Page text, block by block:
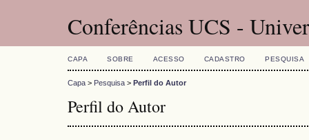
Conferências UCS -
CAPA SOBRE ACESSO CADASTRO PESQUISA
Capa > Pesquisa > Perfil do Autor
Perfil do Autor